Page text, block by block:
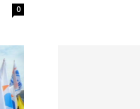
0